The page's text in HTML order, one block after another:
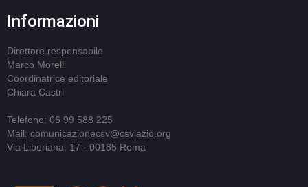
Informazioni
Direttore responsabile
Marco Morelli
Coordinatrice editoriale
Chiara Castri
Telefono: 06 99 588 225
Mail: comunicazionecsv@csvlazio.org
Via Liberiana, 17 - 00185 Roma